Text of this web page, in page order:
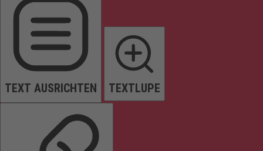
TEXT AUSRICHTEN TEXTLUPE